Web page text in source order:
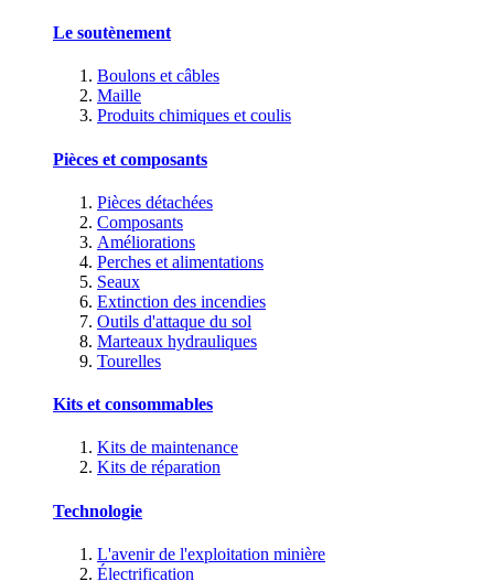
Le soutènement
Boulons et câbles
Maille
Produits chimiques et coulis
Pièces et composants
Pièces détachées
Composants
Améliorations
Perches et alimentations
Seaux
Extinction des incendies
Outils d'attaque du sol
Marteaux hydrauliques
Tourelles
Kits et consommables
Kits de maintenance
Kits de réparation
Technologie
L'avenir de l'exploitation minière
Électrification